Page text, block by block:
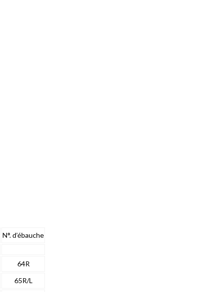
N°. d’ébauche
64R
65R/L